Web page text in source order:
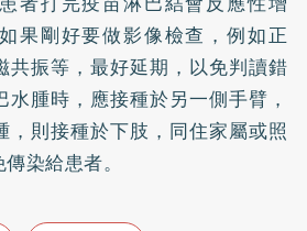
果剛好要做影像檢查，例如正
共振等，最好延期，以免判讀錯
腫時，應接種於另一側手臂，
，則接種於下肢，同住家屬或照
染給患者。